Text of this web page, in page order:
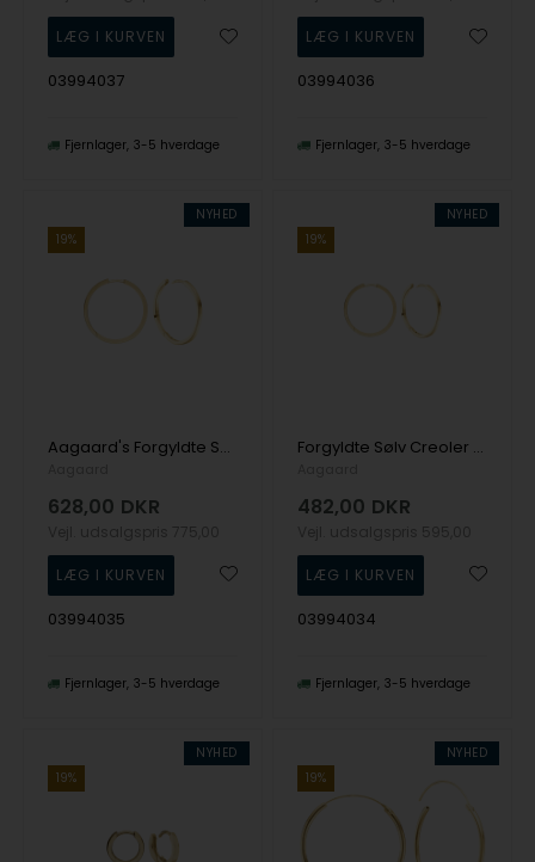
03994037
Fjernlager 3-5 hverdage
03994036
Fjernlager 3-5 hverdage
NYHED
19%
Aagaard's Forgyldte Sølv Creoler 20 MM, TRÅD 1,9MM M/KLA
628,00 DKR
03994035
Fjernlager 3-5 hverdage
NYHED
19%
Forgyldte Sølv Creoler 16,5 MM, TRÅD 1,9 MM M/, fra Aagaard
482,00 DKR
03994034
Fjernlager 3-5 hverdage
NYHED
19%
NYHED
19%